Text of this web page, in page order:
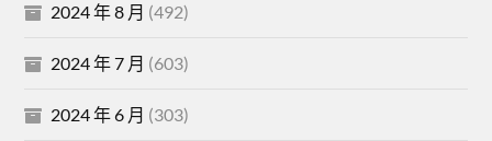
2024 年 8 月 (492)
2024 年 7 月 (603)
2024 年 6 月 (303)